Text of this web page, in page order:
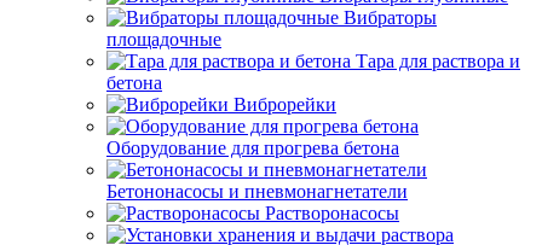
Вибраторы
площадочные
Тара для раствора и
бетона
Виброрейки
Оборудование для прогрева бетона
Бетононасосы и пневмонагнетатели
Растворонасосы